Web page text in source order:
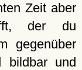
Zeit aber
der du
gegenüber
bildbar und